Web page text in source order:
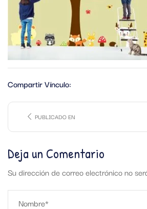
Compartir Vínculo:
PUBLICADO EN
Deja un Comentario
Su dirección de correo electrónico no